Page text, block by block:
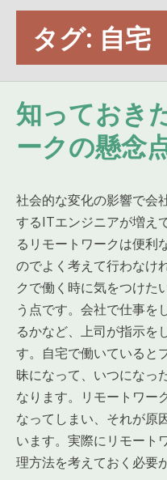
タグ: 自宅
知っておき
ークの懸念
社会的な変化の影響で会
するITエンジニアが増え
るリモートワークは便利
のでよく考えて行わなけ
クで働く時に気をつけた
う点です。会社で仕事を
るかなど、上司が指示を
す。自宅で働いていると
昧になって、いつになっ
なります。リモートワー
なってしまい、それが原
います。実際にリモート
理方法を考えておく必要